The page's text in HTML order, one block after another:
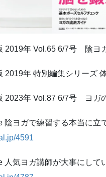
2019年 Vol.65 6/7号 陰ヨ
2019年 特別編集シリーズ
2023年 Vol.87 6/7号 ヨガ
陰ヨガで練習する本当に立
4591
人気ヨガ講師が大事にして